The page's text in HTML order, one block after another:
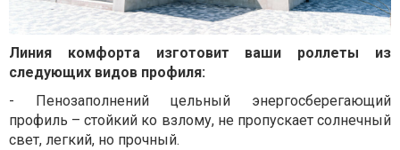
Линия комфорта изготовит ваши роллеты из
следующих видов профиля:
- Пенозаполнений цельный энергосберегающий
профиль – стойкий ко взлому, не пропускает солнечный
свет, легкий, но прочный.